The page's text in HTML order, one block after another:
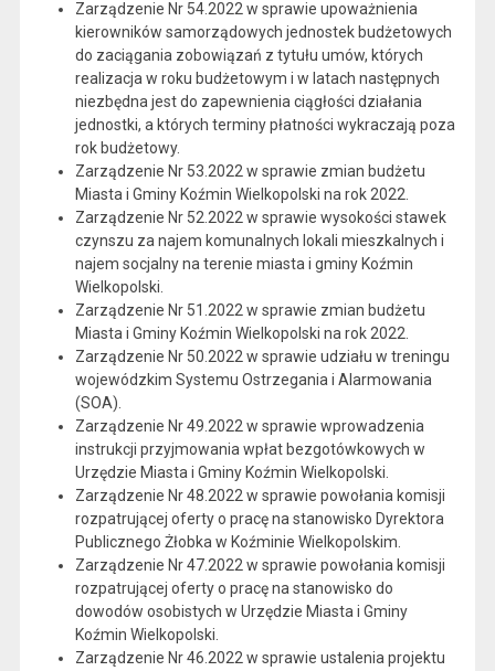
Zarządzenie Nr 54.2022 w sprawie upoważnienia
kierowników samorządowych jednostek budżetowych
do zaciągania zobowiązań z tytułu umów, których
realizacja w roku budżetowym i w latach następnych
niezbędna jest do zapewnienia ciągłości działania
jednostki, a których terminy płatności wykraczają poza
rok budżetowy.
Zarządzenie Nr 53.2022 w sprawie zmian budżetu
Miasta i Gminy Koźmin Wielkopolski na rok 2022.
Zarządzenie Nr 52.2022 w sprawie wysokości stawek
czynszu za najem komunalnych lokali mieszkalnych i
najem socjalny na terenie miasta i gminy Koźmin
Wielkopolski.
Zarządzenie Nr 51.2022 w sprawie zmian budżetu
Miasta i Gminy Koźmin Wielkopolski na rok 2022.
Zarządzenie Nr 50.2022 w sprawie udziału w treningu
wojewódzkim Systemu Ostrzegania i Alarmowania
(SOA).
Zarządzenie Nr 49.2022 w sprawie wprowadzenia
instrukcji przyjmowania wpłat bezgotówkowych w
Urzędzie Miasta i Gminy Koźmin Wielkopolski.
Zarządzenie Nr 48.2022 w sprawie powołania komisji
rozpatrującej oferty o pracę na stanowisko Dyrektora
Publicznego Żłobka w Koźminie Wielkopolskim.
Zarządzenie Nr 47.2022 w sprawie powołania komisji
rozpatrującej oferty o pracę na stanowisko do
dowodów osobistych w Urzędzie Miasta i Gminy
Koźmin Wielkopolski.
Zarządzenie Nr 46.2022 w sprawie ustalenia projektu